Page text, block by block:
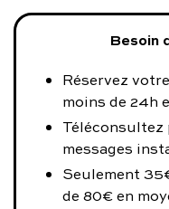
Besoin
Réservez
moins de 24h
Téléconsultez
messages
Seulement
de 80€ en